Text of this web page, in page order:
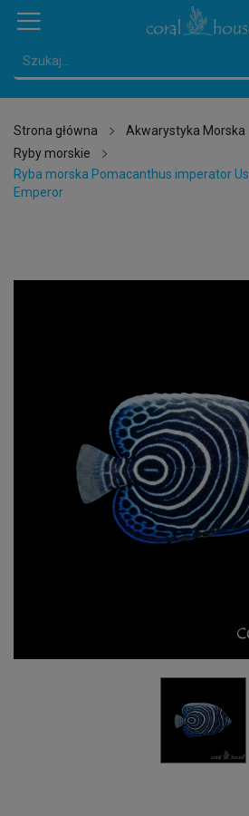
Strona główna Akwarystyka Morska
Ryby morskie
Ryba morska Pomacanthus imperator
Emperor